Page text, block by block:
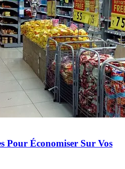
Pour Économiser Sur Vos